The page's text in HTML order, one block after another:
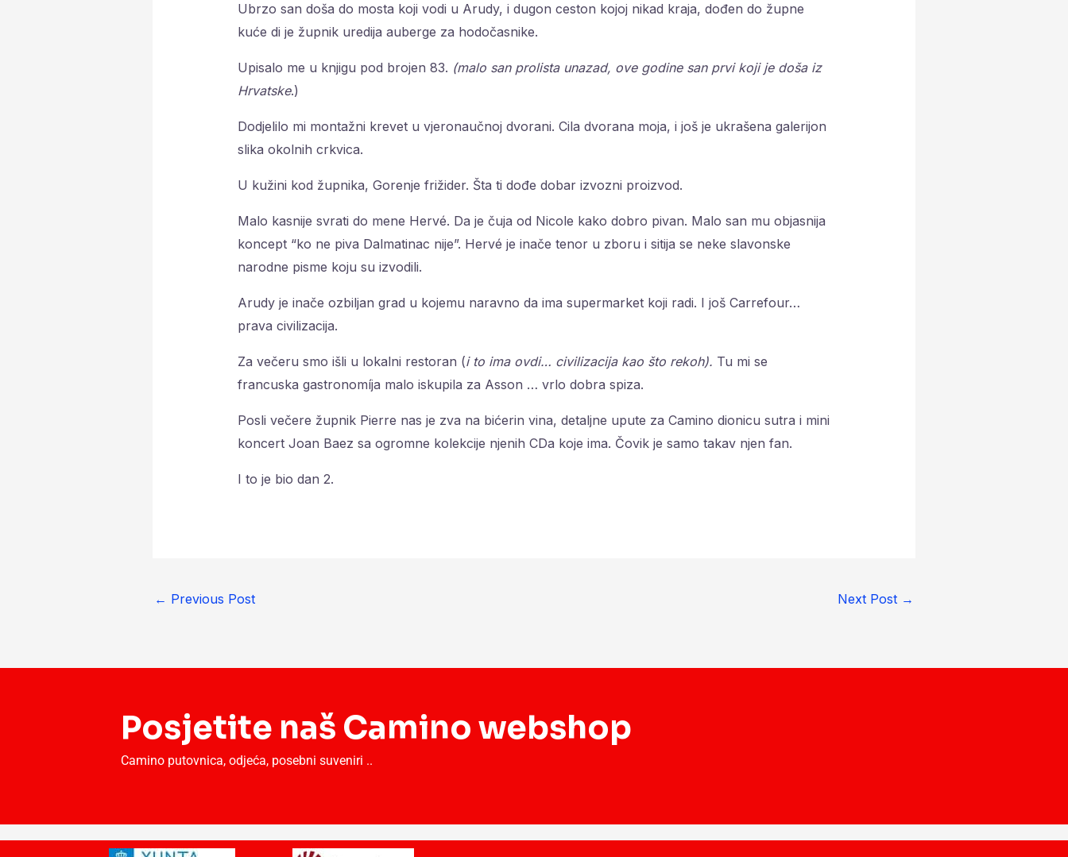
Ubrzo san doša do mosta koji vodi u Arudy, i dugon ceston kojoj nikad kraja, dođen do župne
kuće di je župnik uredija auberge za hodočasnike.
Upisalo me u knjigu pod brojen 83. (malo san prolista unazad, ove godine san prvi koji je doša iz
Hrvatske.)
Dodjelilo mi montažni krevet u vjeronaučnoj dvorani. Cila dvorana moja, i još je ukrašena galerijon
slika okolnih crkvica.
U kužini kod župnika, Gorenje frižider. Šta ti dođe dobar izvozni proizvod.
Malo kasnije svrati do mene Hervé. Da je čuja od Nicole kako dobro pivan. Malo san mu objasnija
koncept “ko ne piva Dalmatinac nije”. Hervé je inače tenor u zboru i sitija se neke slavonske
narodne pisme koju su izvodili.
Arudy je inače ozbiljan grad u kojemu naravno da ima supermarket koji radi. I još Carrefour…
prava civilizacija.
Za večeru smo išli u lokalni restoran (i to ima ovdi… civilizacija kao što rekoh). Tu mi se
francuska gastronomíja malo iskupila za Asson … vrlo dobra spiza.
Posli večere župnik Pierre nas je zva na bićerin vina, detaljne upute za Camino dionicu sutra i mini
koncert Joan Baez sa ogromne kolekcije njenih CDa koje ima. Čovik je samo takav njen fan.
I to je bio dan 2.
← Previous Post Next Post →
Posjetite naš Camino webshop
Camino putovnica, odjeća, posebni suveniri ..